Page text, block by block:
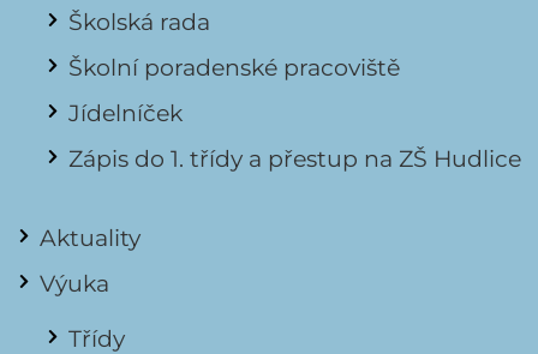
Školská rada
Školní poradenské pracoviště
Jídelníček
Zápis do 1. třídy a přestup na ZŠ Hudlice
Aktuality
Výuka
Třídy